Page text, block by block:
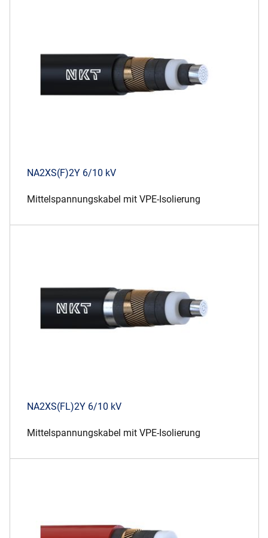
NA2XS(F)2Y 6/10 kV
Mittelspannungskabel mit VPE-Isolierung
NA2XS(FL)2Y 6/10 kV
Mittelspannungskabel mit VPE-Isolierung